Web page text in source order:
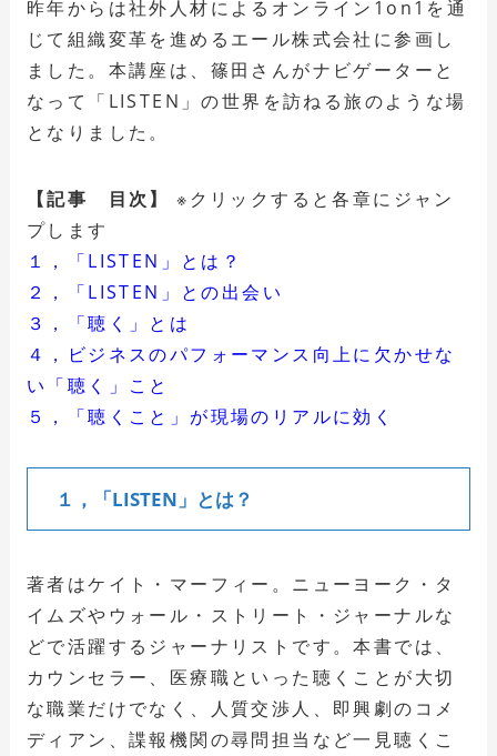
昨年からは社外人材によるオンライン1on1を通
じて組織変革を進めるエール株式会社に参画し
ました。本講座は、篠田さんがナビゲーターと
なって「LISTEN」の世界を訪ねる旅のような場
となりました。
【記事 目次】
※クリックすると各章にジャン
プします
１，「LISTEN」とは？
２，「LISTEN」との出会い
３，「聴く」とは
４，ビジネスのパフォーマンス向上に欠かせな
い「聴く」こと
５，「聴くこと」が現場のリアルに効く
１，「LISTEN」とは？
著者はケイト・マーフィー。ニューヨーク・タ
イムズやウォール・ストリート・ジャーナルな
どで活躍するジャーナリストです。本書では、
カウンセラー、医療職といった聴くことが大切
な職業だけでなく、人質交渉人、即興劇のコメ
ディアン、諜報機関の尋問担当など一見聴くこ